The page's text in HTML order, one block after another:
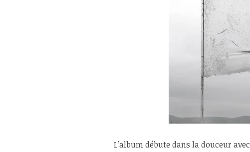
L’album débute dans la douceur avec